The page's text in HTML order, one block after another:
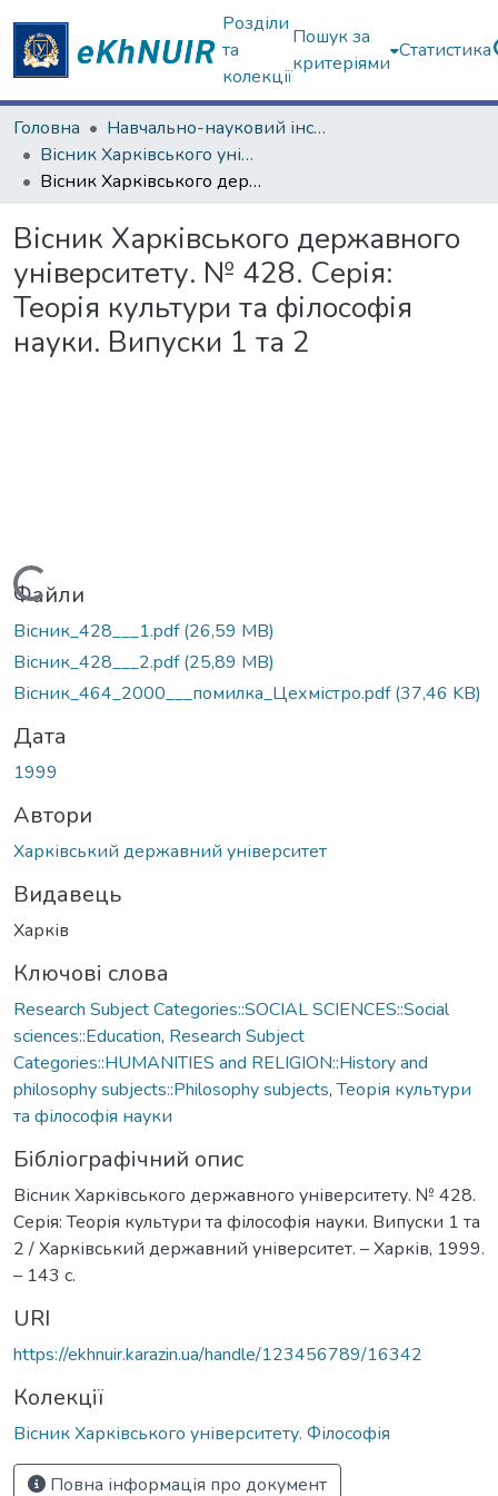
Розділи
та
колекції
Пошук за
критеріями
Статистика
Головна
Навчально-науковий інститут філософії, культурології, політології
Вісник Харківського університету. Філософія
Вісник Харківського державного університету. № 428. Серія: Теорія культури та філософія науки. Випуски 1 та 2
Вісник Харківського державного
університету. № 428. Серія:
Теорія культури та філософія
науки. Випуски 1 та 2
Вантажиться...
Файли
Вісник_428___1.pdf(26,59 MB)
Вісник_428___2.pdf(25,89 MB)
Вісник_464_2000___помилка_Цехмістро.pdf(37,46 KB)
Дата
1999
Автори
Харківський державний університет
Видавець
Харків
Ключові слова
Research Subject Categories::SOCIAL SCIENCES::Social
sciences::Education, Research Subject
Categories::HUMANITIES and RELIGION::History and
philosophy subjects::Philosophy subjects,Теорія культури
та філософія науки
Бібліографічний опис
Вісник Харківського державного університету. № 428.
Серія: Теорія культури та філософія науки. Випуски 1 та
2 / Харківський державний університет. – Харків, 1999.
– 143 с.
URI
https://ekhnuir.karazin.ua/handle/123456789/16342
Колекції
Вісник Харківського університету. Філософія
Повна інформація про документ